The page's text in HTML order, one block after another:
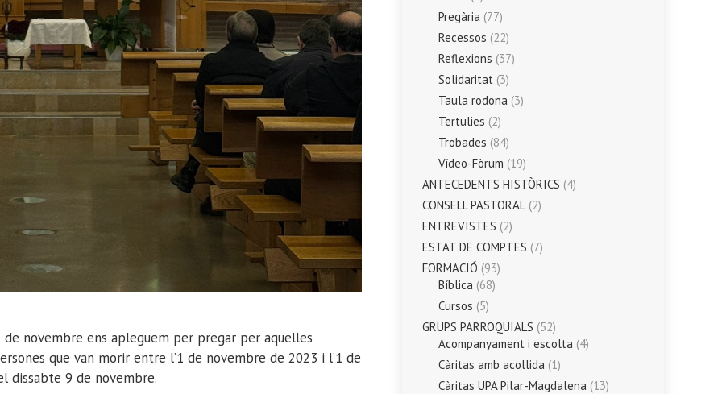
novembre ens apleguem per pregar per aquelles
que van morir entre l’1 de novembre de 2023 i l’1 de
dissabte 9 de novembre.
Pregària (77)
Recessos (22)
Reflexions (37)
Solidaritat (3)
Taula rodona (3)
Tertulies (2)
Trobades (84)
Vídeo-Fòrum (19)
ANTECEDENTS HISTÒRICS (4)
CONSELL PASTORAL (2)
ENTREVISTES (2)
ESTAT DE COMPTES (7)
FORMACIÓ (93)
Bíblica (68)
Cursos (5)
GRUPS PARROQUIALS (52)
Acompanyament i escolta (4)
Càritas amb acollida (1)
Càritas UPA Pilar-Magdalena (13)